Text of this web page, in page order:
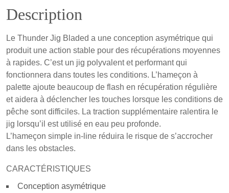
Description
Le Thunder Jig Bladed a une conception asymétrique qui
produit une action stable pour des récupérations moyennes
à rapides. C’est un jig polyvalent et performant qui
fonctionnera dans toutes les conditions. L’hameçon à
palette ajoute beaucoup de flash en récupération régulière
et aidera à déclencher les touches lorsque les conditions de
pêche sont difficiles. La traction supplémentaire ralentira le
jig lorsqu’il est utilisé en eau peu profonde.
L’hameçon simple in-line réduira le risque de s’accrocher
dans les obstacles.
CARACTÉRISTIQUES
Conception asymétrique